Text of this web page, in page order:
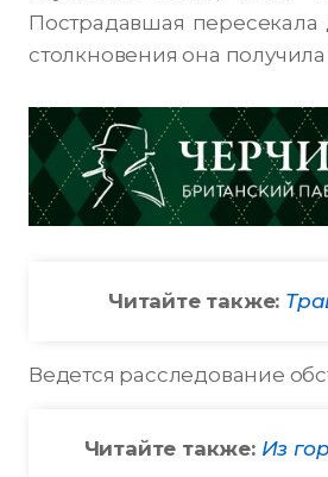
Пострадавшая пересекала
столкновения она
Читайте также:
Ведется расследование
Читайте также: Из